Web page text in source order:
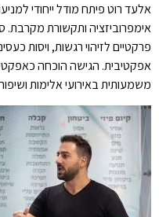
אלעד רוט פיתח מודל ייחודי
אימפרוביזציה ותקשורת מקרבת.
פרקטיים לזיהוי רגשות, ויסות
אפקטיבית. הגישה הוכחה
משמעותית באירועי אלימות